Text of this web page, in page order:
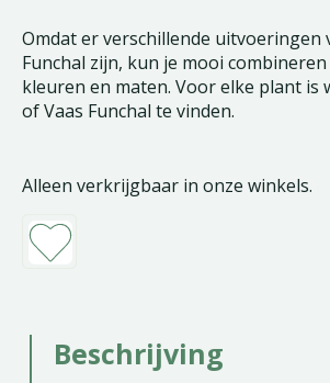
Omdat er verschillende uitvoeringen
Funchal zijn, kun je mooi
kleuren en maten. Voor elke plant is
of Vaas Funchal te vinden.
Alleen verkrijgbaar in onze winkels.
Beschrijving